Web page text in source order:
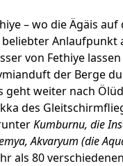
– wo die Ägäis
Anlaufpunkt
von Fethiye
der Berge
geht weiter nach
des
Kumburnu, die
Akvaryum (die
als 80